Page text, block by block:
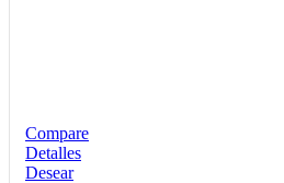
Compare
Detalles
Desear